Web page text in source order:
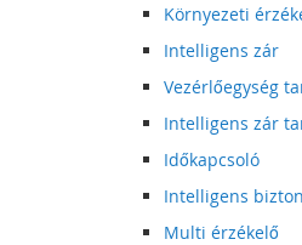
Környezeti
Intelligens zár
Vezérlőegység
Intelligens zár
Időkapcsoló
Intelligens
Multi érzékelő